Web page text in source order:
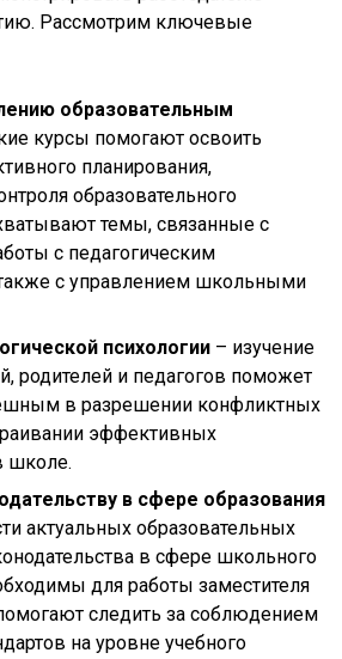
Рассмотрим ключевые
образовательным
курсы помогают освоить
планирования,
образовательного
темы, связанные с
с педагогическим
с управлением школьными
психологии – изучение
родителей и педагогов поможет
в разрешении конфликтных
эффективных
школе.
в сфере образования
актуальных образовательных
в сфере школьного
для работы заместителя
следить за соблюдением
на уровне учебного